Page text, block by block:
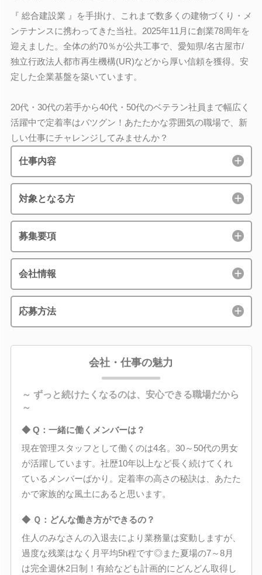
『 総合建設業 』を手掛け、これまで数多くの建物づくり・メ
ンテナンスに携わってきた当社。2025年11月に創業78周年を
迎えました。全体の約70％が公共工事で、愛知県/名古屋市/
独立行政法人都市再生機構(UR)などから厚い信頼を獲得。安
定した企業基盤を築いています。
20代・30代の若手から40代・50代のベテラン社員まで幅広く
活躍中で定着率はバツグン！あたたかな雰囲気の職場で、新
しい仕事にチャレンジしてみませんか？
仕事内容
対象となる方
募集要項
会社情報
応募方法
会社・仕事の魅力
～ ずっと続けたくなるのは、安心できる職場だから
～
◆ Q：一緒に働くメンバーは？
現在管理スタッフとして働くのは4名。30～50代の男女
が活躍しています。社歴10年以上など長く続けてくれ
ているメンバーばかり。定着率の高さの秘訣は、あたた
かで家族的な風土にあると思います。
◆ Ｑ：どんな働き方ができるの？
住人のみなさんの入退去により業務量は変動しますが、
過度な残業はなく月平均5h程です◎また夏場の7～8月
は完全週休2日制！有給なども計画的にどんどん取得し